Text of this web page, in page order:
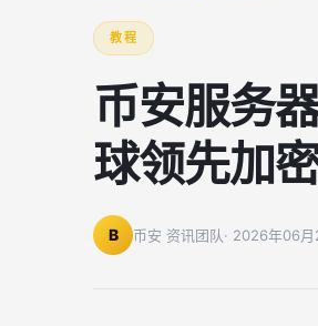
教程
币安服务
球领先加
B 币安 资讯团队· 2026年06月